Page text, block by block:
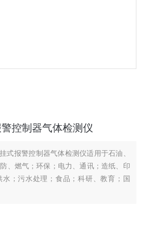
控制器气体检测仪
式报警控制器气体检测仪适用于石油、
、燃气；环保；电力、通讯；造纸、印
；污水处理；食品；科研、教育；国